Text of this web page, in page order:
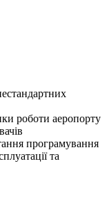
роботи аеропорту
програмування
та